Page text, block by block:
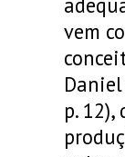
vem
p.